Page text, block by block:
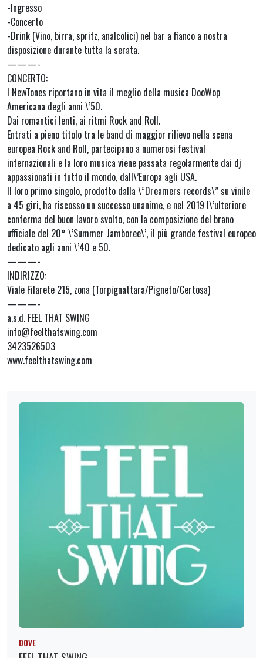
-Ingresso
-Concerto
-Drink (Vino, birra, spritz, analcolici) nel bar a fianco a nostra
disposizione durante tutta la serata.
———-
CONCERTO:
I NewTones riportano in vita il meglio della musica DooWop
Americana degli anni \’50.
Dai romantici lenti, ai ritmi Rock and Roll.
Entrati a pieno titolo tra le band di maggior rilievo nella scena
europea Rock and Roll, partecipano a numerosi festival
internazionali e la loro musica viene passata regolarmente dai dj
appassionati in tutto il mondo, dall\’Europa agli USA.
Il loro primo singolo, prodotto dalla \”Dreamers records\” su vinile
a 45 giri, ha riscosso un successo unanime, e nel 2019 l\’ulteriore
conferma del buon lavoro svolto, con la composizione del brano
ufficiale del 20° \’Summer Jamboree\’, il più grande festival europeo
dedicato agli anni \’40 e 50.
———-
INDIRIZZO:
Viale Filarete 215, zona (Torpignattara/Pigneto/Certosa)
———-
a.s.d. FEEL THAT SWING
info@feelthatswing.com
3423526503
www.feelthatswing.com
DOVE